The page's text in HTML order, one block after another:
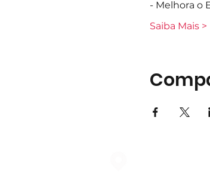
- Melhora o
Saiba Mais >